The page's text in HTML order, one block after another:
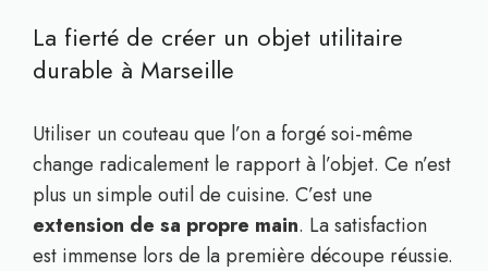
La fierté de créer un objet utilitaire
durable à Marseille
Utiliser un couteau que l’on a forgé soi-même
change radicalement le rapport à l’objet. Ce n’est
plus un simple outil de cuisine. C’est une
extension de sa propre main. La satisfaction
est immense lors de la première découpe réussie.